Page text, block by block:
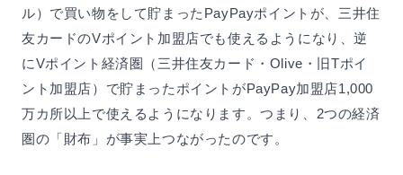
ル）で買い物をして貯まったPayPayポイントが、三井住
友カードのVポイント加盟店でも使えるようになり、逆
にVポイント経済圏（三井住友カード・Olive・旧Tポイ
ント加盟店）で貯まったポイントがPayPay加盟店1,000
万カ所以上で使えるようになります。つまり、2つの経済
圏の「財布」が事実上つながったのです。